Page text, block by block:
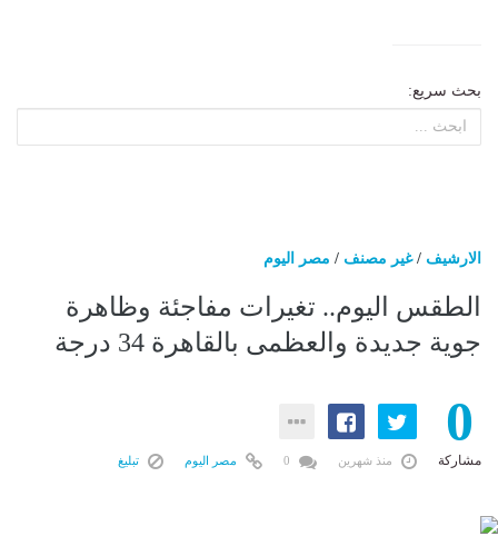
بحث سريع:
الارشيف /غير مصنف / مصر اليوم
الطقس اليوم.. تغيرات مفاجئة وظاهرة
جوية جديدة والعظمى بالقاهرة 34 درجة
0
مشاركة منذ شهرين مصر اليوم تبليغ